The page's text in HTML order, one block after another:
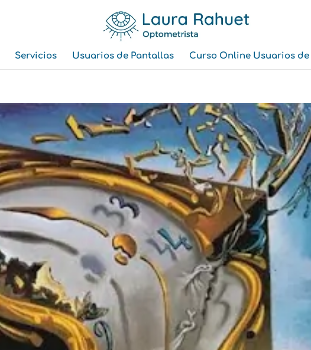
Servicios Usuarios de Pantallas Curso Online Usuarios